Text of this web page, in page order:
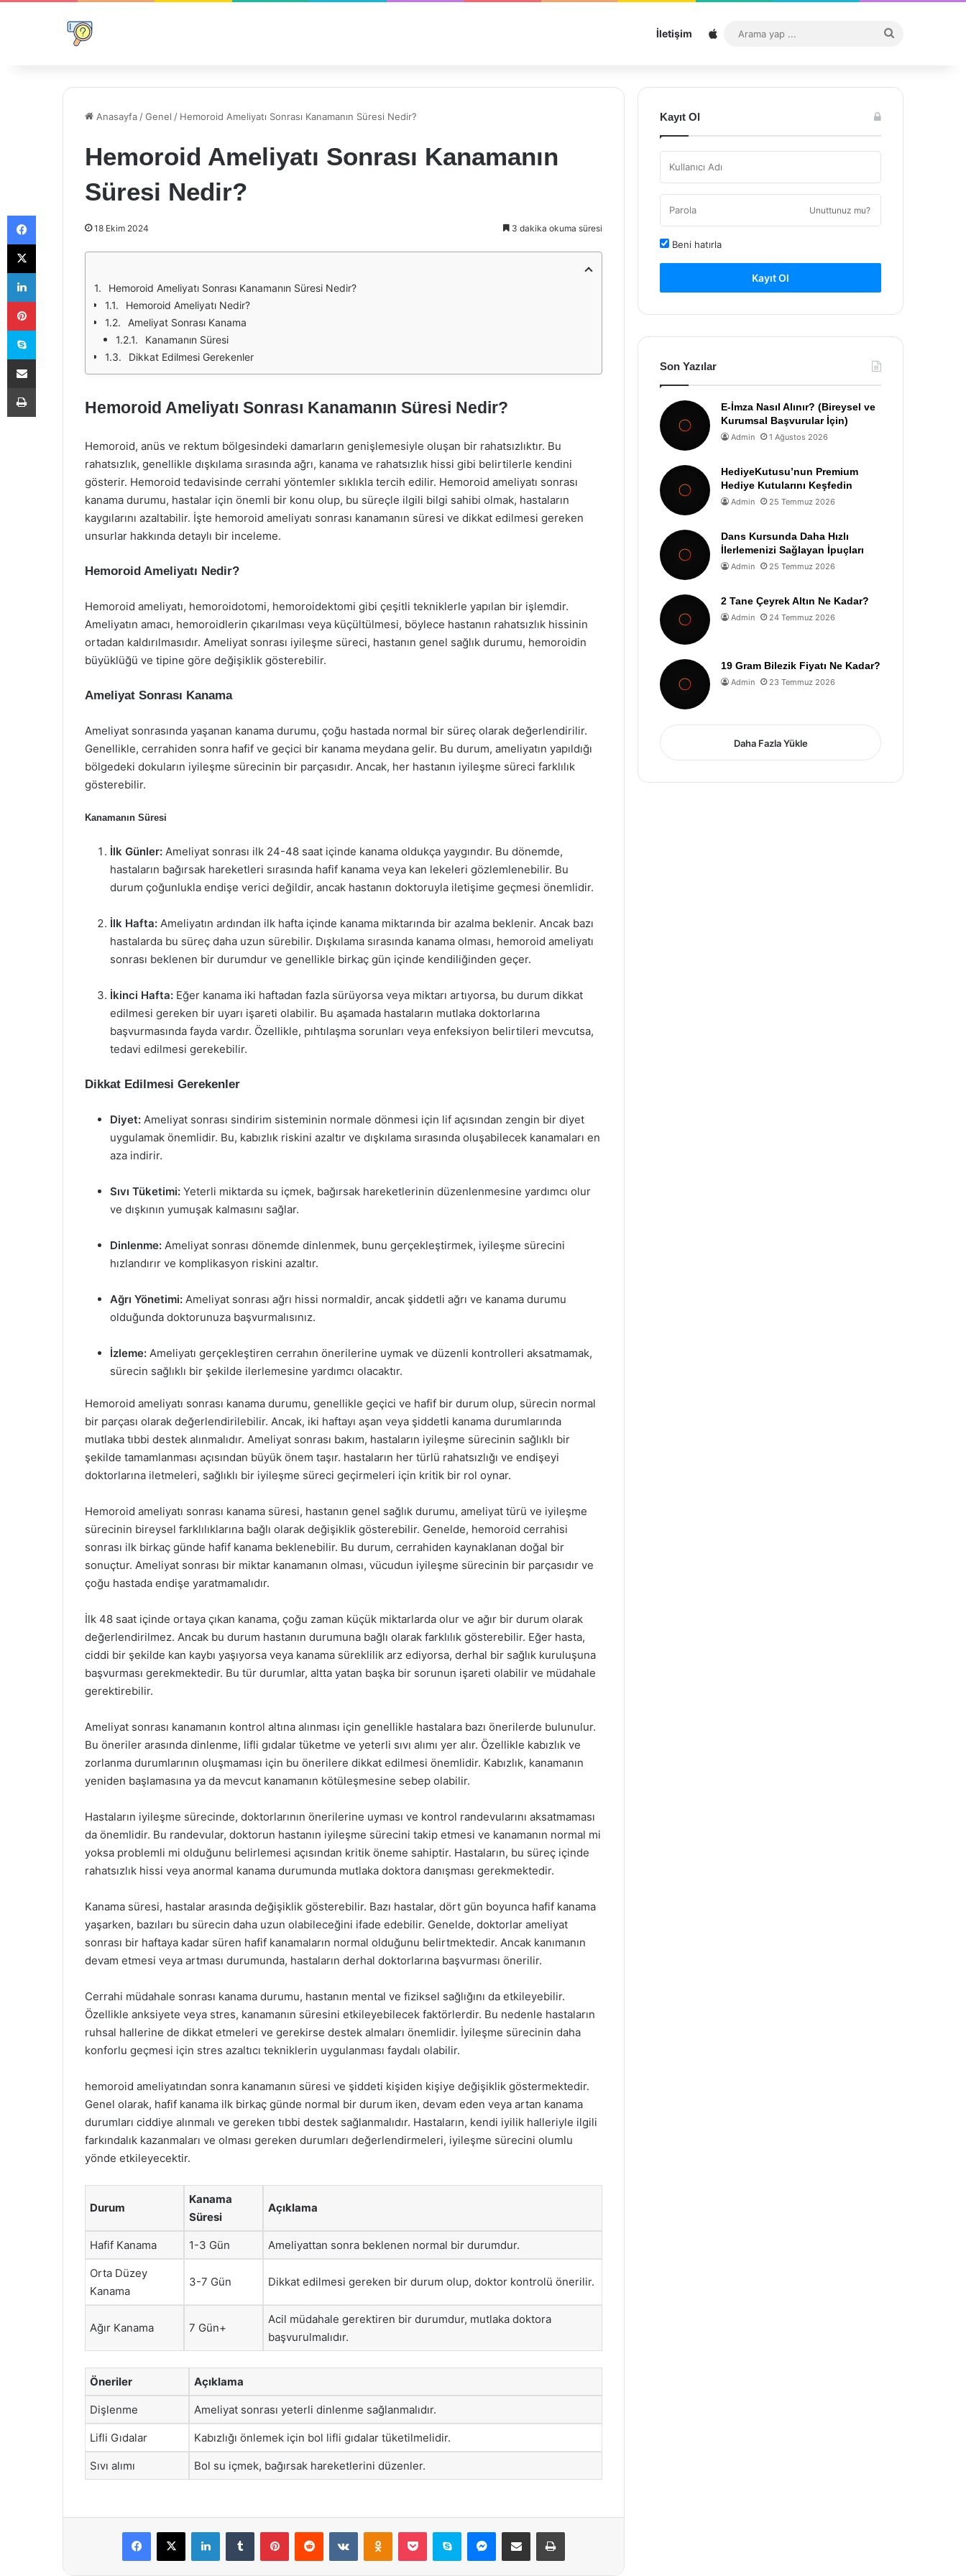
İletişim Sitemap
...
Anasayfa /Genel / Hemoroid Ameliyatı Sonrası Kanamanın Süresi Nedir?
Hemoroid Ameliyatı Sonrası Kanamanın
Süresi Nedir?
18 Ekim 2024 3 dakika okuma süresi
Hemoroid Ameliyatı Sonrası Kanamanın Süresi Nedir?
Hemoroid Ameliyatı Nedir?
Ameliyat Sonrası Kanama
Kanamanın Süresi
Dikkat Edilmesi Gerekenler
Hemoroid Ameliyatı Sonrası Kanamanın Süresi Nedir?
Hemoroid, anüs ve rektum bölgesindeki damarların genişlemesiyle oluşan bir rahatsızlıktır. Bu
rahatsızlık, genellikle dışkılama sırasında ağrı, kanama ve rahatsızlık hissi gibi belirtilerle kendini
gösterir. Hemoroid tedavisinde cerrahi yöntemler sıklıkla tercih edilir. Hemoroid ameliyatı sonrası
kanama durumu, hastalar için önemli bir konu olup, bu süreçle ilgili bilgi sahibi olmak, hastaların
kaygılarını azaltabilir. İşte hemoroid ameliyatı sonrası kanamanın süresi ve dikkat edilmesi gereken
unsurlar hakkında detaylı bir inceleme.
Hemoroid Ameliyatı Nedir?
Hemoroid ameliyatı, hemoroidotomi, hemoroidektomi gibi çeşitli tekniklerle yapılan bir işlemdir.
Ameliyatın amacı, hemoroidlerin çıkarılması veya küçültülmesi, böylece hastanın rahatsızlık hissinin
ortadan kaldırılmasıdır. Ameliyat sonrası iyileşme süreci, hastanın genel sağlık durumu, hemoroidin
büyüklüğü ve tipine göre değişiklik gösterebilir.
Ameliyat Sonrası Kanama
Ameliyat sonrasında yaşanan kanama durumu, çoğu hastada normal bir süreç olarak değerlendirilir.
Genellikle, cerrahiden sonra hafif ve geçici bir kanama meydana gelir. Bu durum, ameliyatın yapıldığı
bölgedeki dokuların iyileşme sürecinin bir parçasıdır. Ancak, her hastanın iyileşme süreci farklılık
gösterebilir.
Kanamanın Süresi
İlk Günler: Ameliyat sonrası ilk 24-48 saat içinde kanama oldukça yaygındır. Bu dönemde,
hastaların bağırsak hareketleri sırasında hafif kanama veya kan lekeleri gözlemlenebilir. Bu
durum çoğunlukla endişe verici değildir, ancak hastanın doktoruyla iletişime geçmesi önemlidir.
İlk Hafta: Ameliyatın ardından ilk hafta içinde kanama miktarında bir azalma beklenir. Ancak bazı
hastalarda bu süreç daha uzun sürebilir. Dışkılama sırasında kanama olması, hemoroid ameliyatı
sonrası beklenen bir durumdur ve genellikle birkaç gün içinde kendiliğinden geçer.
İkinci Hafta: Eğer kanama iki haftadan fazla sürüyorsa veya miktarı artıyorsa, bu durum dikkat
edilmesi gereken bir uyarı işareti olabilir. Bu aşamada hastaların mutlaka doktorlarına
başvurmasında fayda vardır. Özellikle, pıhtılaşma sorunları veya enfeksiyon belirtileri mevcutsa,
tedavi edilmesi gerekebilir.
Dikkat Edilmesi Gerekenler
Diyet: Ameliyat sonrası sindirim sisteminin normale dönmesi için lif açısından zengin bir diyet
uygulamak önemlidir. Bu, kabızlık riskini azaltır ve dışkılama sırasında oluşabilecek kanamaları en
aza indirir.
Sıvı Tüketimi: Yeterli miktarda su içmek, bağırsak hareketlerinin düzenlenmesine yardımcı olur
ve dışkının yumuşak kalmasını sağlar.
Dinlenme: Ameliyat sonrası dönemde dinlenmek, bunu gerçekleştirmek, iyileşme sürecini
hızlandırır ve komplikasyon riskini azaltır.
Ağrı Yönetimi: Ameliyat sonrası ağrı hissi normaldir, ancak şiddetli ağrı ve kanama durumu
olduğunda doktorunuza başvurmalısınız.
İzleme: Ameliyatı gerçekleştiren cerrahın önerilerine uymak ve düzenli kontrolleri aksatmamak,
sürecin sağlıklı bir şekilde ilerlemesine yardımcı olacaktır.
Hemoroid ameliyatı sonrası kanama durumu, genellikle geçici ve hafif bir durum olup, sürecin normal
bir parçası olarak değerlendirilebilir. Ancak, iki haftayı aşan veya şiddetli kanama durumlarında
mutlaka tıbbi destek alınmalıdır. Ameliyat sonrası bakım, hastaların iyileşme sürecinin sağlıklı bir
şekilde tamamlanması açısından büyük önem taşır. hastaların her türlü rahatsızlığı ve endişeyi
doktorlarına iletmeleri, sağlıklı bir iyileşme süreci geçirmeleri için kritik bir rol oynar.
Hemoroid ameliyatı sonrası kanama süresi, hastanın genel sağlık durumu, ameliyat türü ve iyileşme
sürecinin bireysel farklılıklarına bağlı olarak değişiklik gösterebilir. Genelde, hemoroid cerrahisi
sonrası ilk birkaç günde hafif kanama beklenebilir. Bu durum, cerrahiden kaynaklanan doğal bir
sonuçtur. Ameliyat sonrası bir miktar kanamanın olması, vücudun iyileşme sürecinin bir parçasıdır ve
çoğu hastada endişe yaratmamalıdır.
İlk 48 saat içinde ortaya çıkan kanama, çoğu zaman küçük miktarlarda olur ve ağır bir durum olarak
değerlendirilmez. Ancak bu durum hastanın durumuna bağlı olarak farklılık gösterebilir. Eğer hasta,
ciddi bir şekilde kan kaybı yaşıyorsa veya kanama süreklilik arz ediyorsa, derhal bir sağlık kuruluşuna
başvurması gerekmektedir. Bu tür durumlar, altta yatan başka bir sorunun işareti olabilir ve müdahale
gerektirebilir.
Ameliyat sonrası kanamanın kontrol altına alınması için genellikle hastalara bazı önerilerde bulunulur.
Bu öneriler arasında dinlenme, lifli gıdalar tüketme ve yeterli sıvı alımı yer alır. Özellikle kabızlık ve
zorlanma durumlarının oluşmaması için bu önerilere dikkat edilmesi önemlidir. Kabızlık, kanamanın
yeniden başlamasına ya da mevcut kanamanın kötüleşmesine sebep olabilir.
Hastaların iyileşme sürecinde, doktorlarının önerilerine uyması ve kontrol randevularını aksatmaması
da önemlidir. Bu randevular, doktorun hastanın iyileşme sürecini takip etmesi ve kanamanın normal mi
yoksa problemli mi olduğunu belirlemesi açısından kritik öneme sahiptir. Hastaların, bu süreç içinde
rahatsızlık hissi veya anormal kanama durumunda mutlaka doktora danışması gerekmektedir.
Kanama süresi, hastalar arasında değişiklik gösterebilir. Bazı hastalar, dört gün boyunca hafif kanama
yaşarken, bazıları bu sürecin daha uzun olabileceğini ifade edebilir. Genelde, doktorlar ameliyat
sonrası bir haftaya kadar süren hafif kanamaların normal olduğunu belirtmektedir. Ancak kanımanın
devam etmesi veya artması durumunda, hastaların derhal doktorlarına başvurması önerilir.
Cerrahi müdahale sonrası kanama durumu, hastanın mental ve fiziksel sağlığını da etkileyebilir.
Özellikle anksiyete veya stres, kanamanın süresini etkileyebilecek faktörlerdir. Bu nedenle hastaların
ruhsal hallerine de dikkat etmeleri ve gerekirse destek almaları önemlidir. İyileşme sürecinin daha
konforlu geçmesi için stres azaltıcı tekniklerin uygulanması faydalı olabilir.
hemoroid ameliyatından sonra kanamanın süresi ve şiddeti kişiden kişiye değişiklik göstermektedir.
Genel olarak, hafif kanama ilk birkaç günde normal bir durum iken, devam eden veya artan kanama
durumları ciddiye alınmalı ve gereken tıbbi destek sağlanmalıdır. Hastaların, kendi iyilik halleriyle ilgili
farkındalık kazanmaları ve olması gereken durumları değerlendirmeleri, iyileşme sürecini olumlu
yönde etkileyecektir.
Durum
Kanama
Süresi
Açıklama
Hafif Kanama 1-3 Gün Ameliyattan sonra beklenen normal bir durumdur.
Orta Düzey
Kanama
3-7 Gün Dikkat edilmesi gereken bir durum olup, doktor kontrolü önerilir.
Ağır Kanama 7 Gün+
Acil müdahale gerektiren bir durumdur, mutlaka doktora
başvurulmalıdır.
Öneriler Açıklama
Dişlenme Ameliyat sonrası yeterli dinlenme sağlanmalıdır.
Lifli Gıdalar Kabızlığı önlemek için bol lifli gıdalar tüketilmelidir.
Sıvı alımı Bol su içmek, bağırsak hareketlerini düzenler.
Facebook
X LinkedInTumblr PinterestReddit VKontakteOdnoklassniki
Pocket Skype Messenger
E-Posta ile paylaş Yazdır
Kayıt Ol
Unuttunuz mu?
Beni hatırla
Kayıt Ol
Son Yazılar
E-İmza Nasıl Alınır? (Bireysel ve
Kurumsal Başvurular İçin)
Admin 1 Ağustos 2026
HediyeKutusu’nun Premium
Hediye Kutularını Keşfedin
Admin 25 Temmuz 2026
Dans Kursunda Daha Hızlı
İlerlemenizi Sağlayan İpuçları
Admin 25 Temmuz 2026
2 Tane Çeyrek Altın Ne Kadar?
Admin 24 Temmuz 2026
19 Gram Bilezik Fiyatı Ne Kadar?
Admin 23 Temmuz 2026
Daha Fazla Yükle
Facebook
X
LinkedIn
Pinterest
Skype
E-Posta ile paylaş